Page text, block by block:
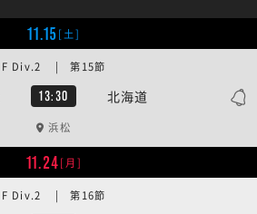
11.15[土]
13:30 北海道
F Div.2 | 第15節
浜松
11.24[月]
F Div.2 | 第16節